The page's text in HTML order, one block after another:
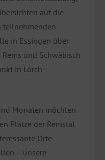
auf die
teilnehmenden
in Essingen über
und Schwäbisch
in Lorch-
Monaten möchten
Plätze der Remstal
Orte
– unsere